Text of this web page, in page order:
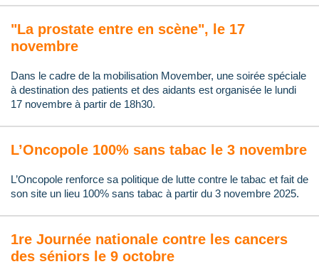
"La prostate entre en scène", le 17
novembre
Dans le cadre de la mobilisation Movember, une soirée spéciale
à destination des patients et des aidants est organisée le lundi
17 novembre à partir de 18h30.
L’Oncopole 100% sans tabac le 3 novembre
L’Oncopole renforce sa politique de lutte contre le tabac et fait de
son site un lieu 100% sans tabac à partir du 3 novembre 2025.
1re Journée nationale contre les cancers
des séniors le 9 octobre